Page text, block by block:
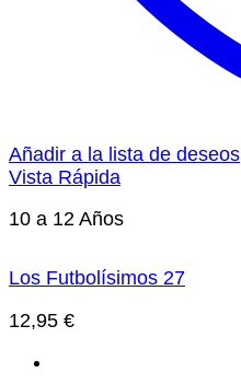
Añadir a la lista de deseos
Vista Rápida
10 a 12 Años
Los Futbolísimos 27
12,95 €